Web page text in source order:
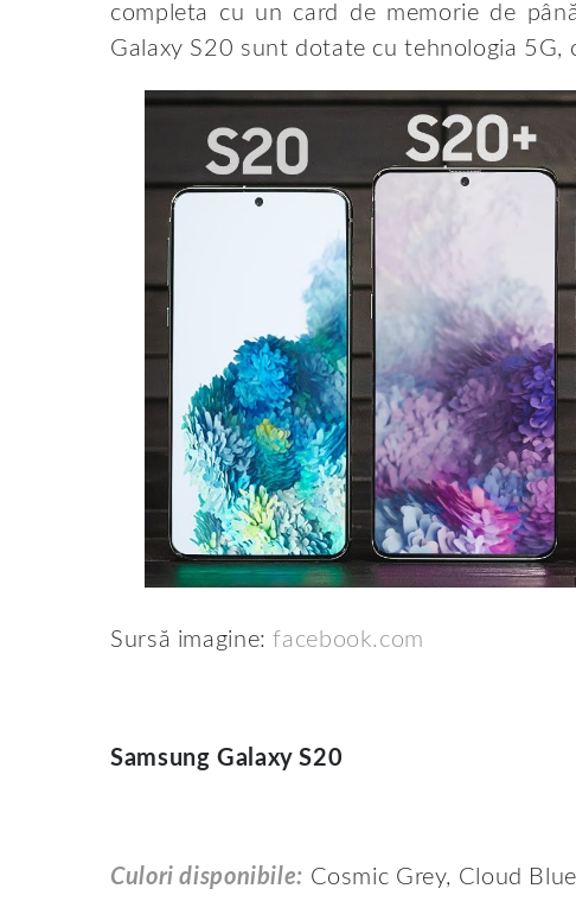
completa cu un card de memorie de
Galaxy S20 sunt dotate cu tehnologia 5G,
Sursă imagine: facebook.com
Samsung Galaxy S20
Culori disponibile: Cosmic Grey, Cloud